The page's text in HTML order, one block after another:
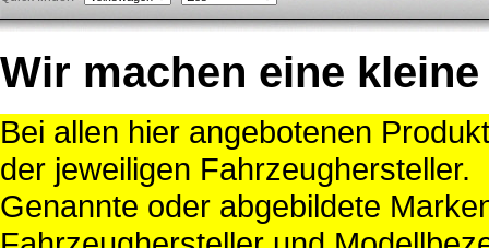
Wir machen eine kleine
Bei allen hier angebotenen
der jeweiligen Fahrzeughersteller.
Genannte oder abgebildete